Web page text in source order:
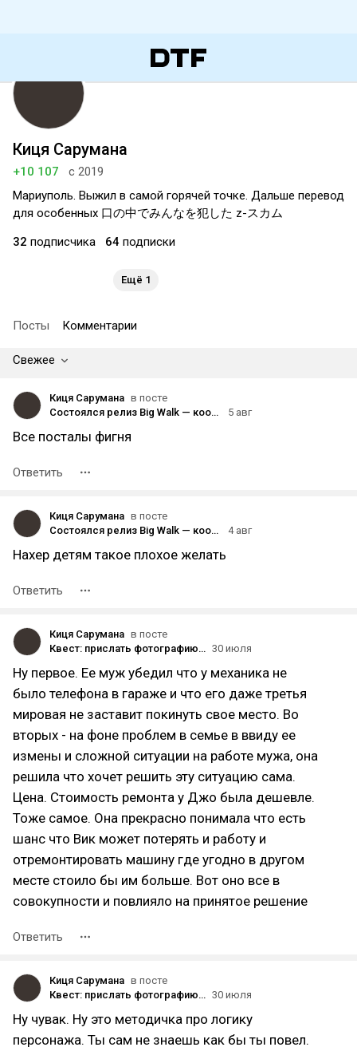
Киця Сарумана
+10 107
с 2019
Мариуполь. Выжил в самой горячей точке. Дальше перевод
для особенных 口の中でみんなを犯した z-スカム
32 подписчика 64 подписки
Ещё 1
Посты Комментарии
Свежее
Киця Сарумана в посте
Состоялся релиз Big Walk — кооперативной адвенчуры в открытом мире от создателей Untitled Goose Game
5 авг
Все посталы фигня
Ответить
Киця Сарумана в посте
Состоялся релиз Big Walk — кооперативной адвенчуры в открытом мире от создателей Untitled Goose Game
4 авг
Нахер детям такое плохое желать
Ответить
Киця Сарумана в посте
Квест: прислать фотографию своей книги в момент чтения 30 июля
Ну первое. Ее муж убедил что у механика не
было телефона в гараже и что его даже третья
мировая не заставит покинуть свое место. Во
вторых - на фоне проблем в семье в ввиду ее
измены и сложной ситуации на работе мужа, она
решила что хочет решить эту ситуацию сама.
Цена. Стоимость ремонта у Джо была дешевле.
Тоже самое. Она прекрасно понимала что есть
шанс что Вик может потерять и работу и
отремонтировать машину где угодно в другом
месте стоило бы им больше. Вот оно все в
совокупности и повлияло на принятое решение
Ответить
Киця Сарумана в посте
Квест: прислать фотографию своей книги в момент чтения 30 июля
Ну чувак. Ну это методичка про логику
персонажа. Ты сам не знаешь как бы ты повел.